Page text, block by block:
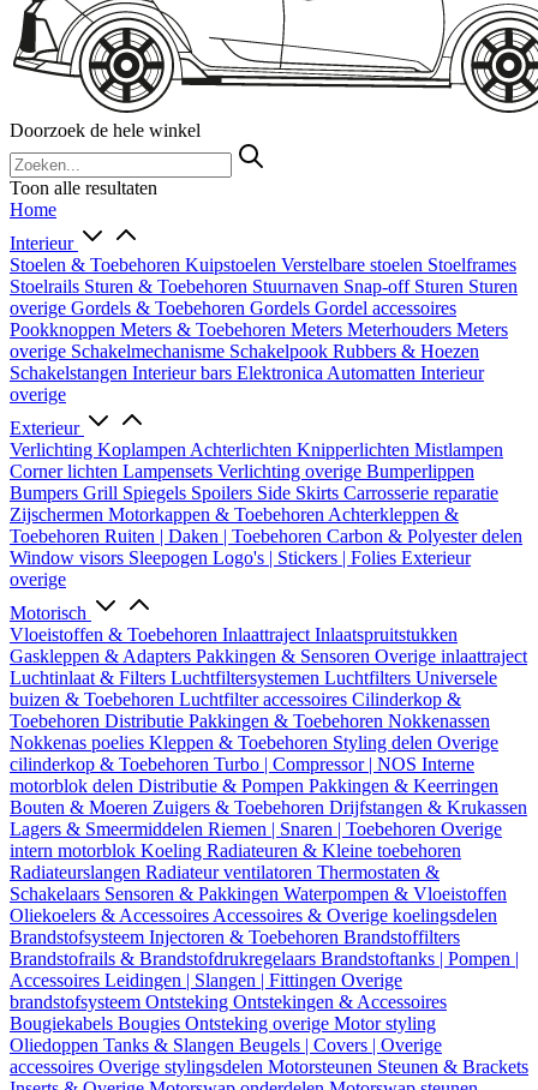
Doorzoek de hele winkel
Toon alle resultaten
Home
Interieur
Stoelen & Toebehoren Kuipstoelen Verstelbare stoelen Stoelframes
Stoelrails Sturen & Toebehoren Stuurnaven Snap-off Sturen Sturen
overige Gordels & Toebehoren Gordels Gordel accessoires
Pookknoppen Meters & Toebehoren Meters Meterhouders Meters
overige Schakelmechanisme Schakelpook Rubbers & Hoezen
Schakelstangen Interieur bars Elektronica Automatten Interieur
overige
Exterieur
Verlichting Koplampen Achterlichten Knipperlichten Mistlampen
Corner lichten Lampensets Verlichting overige Bumperlippen
Bumpers Grill Spiegels Spoilers Side Skirts Carrosserie reparatie
Zijschermen Motorkappen & Toebehoren Achterkleppen &
Toebehoren Ruiten | Daken | Toebehoren Carbon & Polyester delen
Window visors Sleepogen Logo's | Stickers | Folies Exterieur
overige
Motorisch
Vloeistoffen & Toebehoren Inlaattraject Inlaatspruitstukken
Gaskleppen & Adapters Pakkingen & Sensoren Overige inlaattraject
Luchtinlaat & Filters Luchtfiltersystemen Luchtfilters Universele
buizen & Toebehoren Luchtfilter accessoires Cilinderkop &
Toebehoren Distributie Pakkingen & Toebehoren Nokkenassen
Nokkenas poelies Kleppen & Toebehoren Styling delen Overige
cilinderkop & Toebehoren Turbo | Compressor | NOS Interne
motorblok delen Distributie & Pompen Pakkingen & Keerringen
Bouten & Moeren Zuigers & Toebehoren Drijfstangen & Krukassen
Lagers & Smeermiddelen Riemen | Snaren | Toebehoren Overige
intern motorblok Koeling Radiateuren & Kleine toebehoren
Radiateurslangen Radiateur ventilatoren Thermostaten &
Schakelaars Sensoren & Pakkingen Waterpompen & Vloeistoffen
Oliekoelers & Accessoires Accessoires & Overige koelingsdelen
Brandstofsysteem Injectoren & Toebehoren Brandstoffilters
Brandstofrails & Brandstofdrukregelaars Brandstoftanks | Pompen |
Accessoires Leidingen | Slangen | Fittingen Overige
brandstofsysteem Ontsteking Ontstekingen & Accessoires
Bougiekabels Bougies Ontsteking overige Motor styling
Oliedoppen Tanks & Slangen Beugels | Covers | Overige
accessoires Overige stylingsdelen Motorsteunen Steunen & Brackets